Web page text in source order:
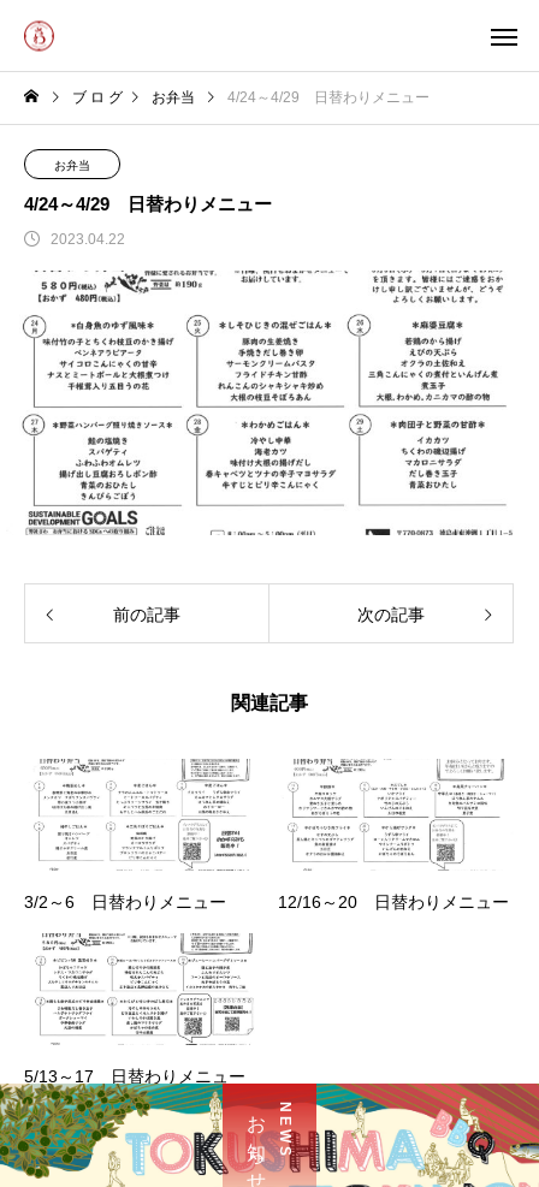
ブ ロ グ お弁当 4/24～4/29 日替わりメニュー
お弁当
4/24～4/29 日替わりメニュー
2023.04.22
前の記事 次の記事
関連記事
3/2～6 日替わりメニュー 12/16～20 日替わりメニュー
5/13～17 日替わりメニュー
N E W S
お 知 ら せ